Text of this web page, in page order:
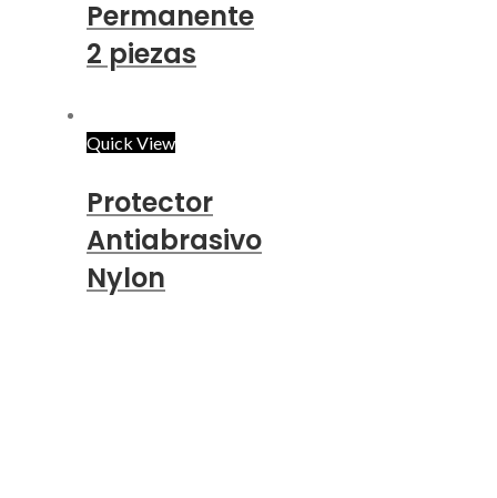
Permanente
2 piezas
Quick View
Protector
Antiabrasivo
Nylon